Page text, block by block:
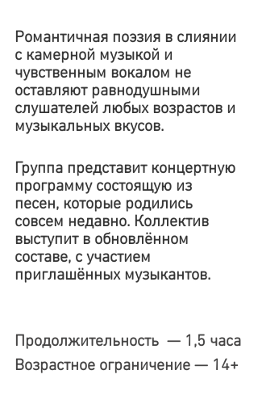
Романтичная поэзия в слиянии
с камерной музыкой и
чувственным вокалом не
оставляют равнодушными
слушателей любых возрастов и
музыкальных вкусов.
Группа представит концертную
программу состоящую из
песен, которые родились
совсем недавно. Коллектив
выступит в обновлённом
составе, с участием
приглашённых музыкантов.
Продолжительность  — 1,5 часа
Возрастное ограничение — 14+